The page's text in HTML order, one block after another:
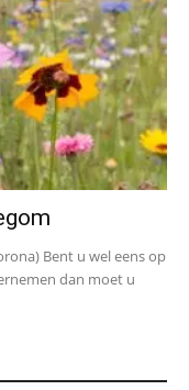
Bent u wel eens op
dan moet u